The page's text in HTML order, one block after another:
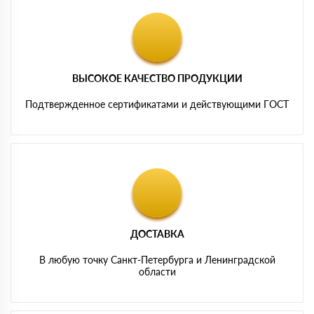
ВЫСОКОЕ КАЧЕСТВО ПРОДУКЦИИ
Подтвержденное сертификатами и действующими ГОСТ
ДОСТАВКА
В любую точку Санкт-Петербурга и Ленинградской
области